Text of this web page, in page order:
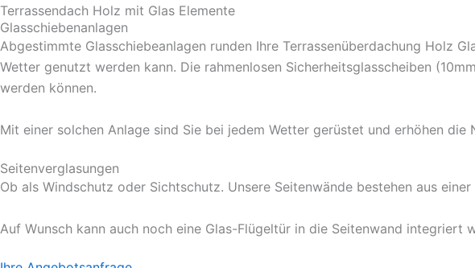
Terrassendach Holz mit Glas Elemente
Glasschiebenanlagen
Abgestimmte Glasschiebeanlagen runden Ihre Terrassenüberdachung Holz
Wetter genutzt werden kann. Die rahmenlosen Sicherheitsglasscheiben
werden können.
Mit einer solchen Anlage sind Sie bei jedem Wetter gerüstet und erhöhen
Seitenverglasungen
Ob als Windschutz oder Sichtschutz. Unsere Seitenwände bestehen aus
Auf Wunsch kann auch noch eine Glas-Flügeltür in die Seitenwand integriert